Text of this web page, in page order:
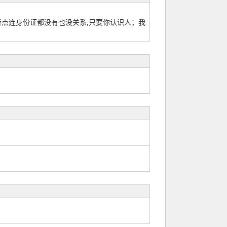
连身份证都没有也没关系,只要你认识人；我